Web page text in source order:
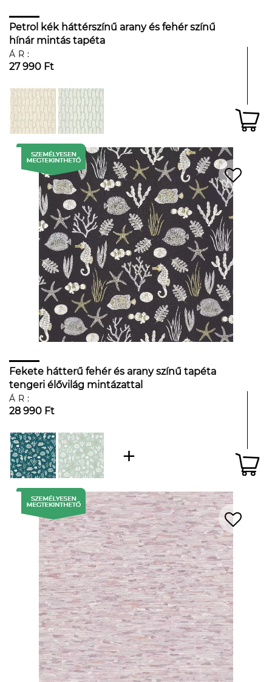
Petrol kék háttérszínű arany és fehér színű
hínár mintás tapéta
ÁR:
27 990 Ft
Fekete hátterű fehér és arany színű tapéta
tengeri élővilág mintázattal
ÁR:
28 990 Ft